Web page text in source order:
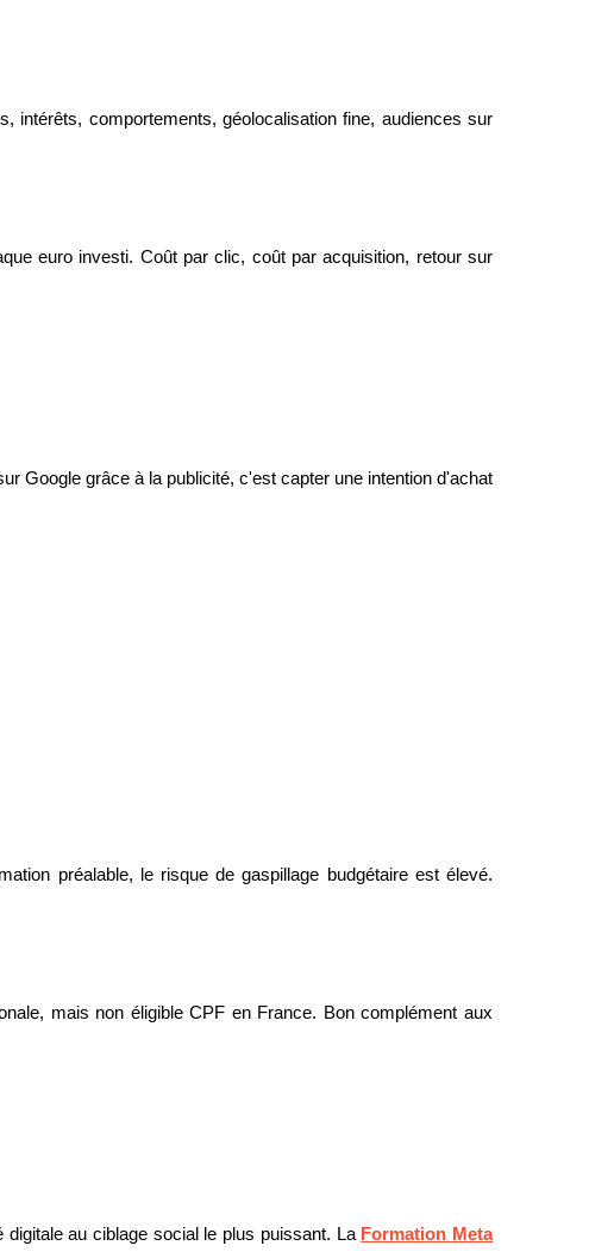
intérêts, comportements, géolocalisation fine, audiences sur
euro investi. Coût par clic, coût par acquisition, retour sur
Google grâce à la publicité, c'est capter une intention d'achat
préalable, le risque de gaspillage budgétaire est élevé.
mais non éligible CPF en France. Bon complément aux
au ciblage social le plus puissant. La Formation Meta